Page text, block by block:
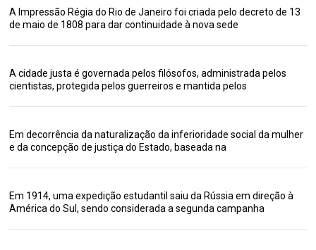
A Impressão Régia do Rio de Janeiro foi criada pelo decreto de 13
de maio de 1808 para dar continuidade à nova sede
A cidade justa é governada pelos filósofos, administrada pelos
cientistas, protegida pelos guerreiros e mantida pelos
Em decorrência da naturalização da inferioridade social da mulher
e da concepção de justiça do Estado, baseada na
Em 1914, uma expedição estudantil saiu da Rússia em direção à
América do Sul, sendo considerada a segunda campanha